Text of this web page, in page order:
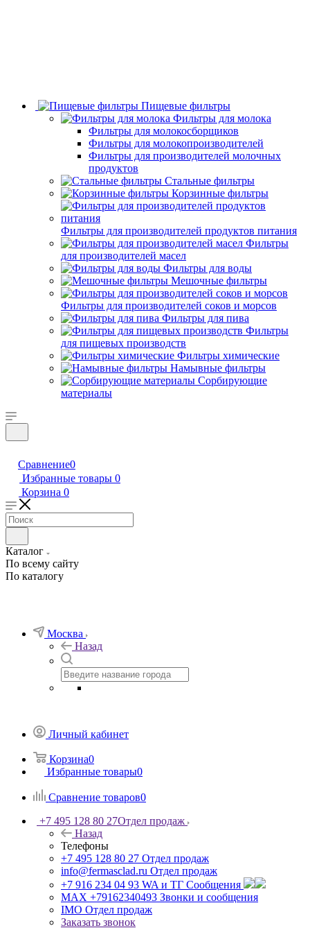
Пищевые фильтры
Фильтры для молока
Фильтры для молокосборщиков
Фильтры для молокопроизводителей
Фильтры для производителей молочных
продуктов
Стальные фильтры
Корзинные фильтры
Фильтры для производителей продуктов питания
Фильтры
для производителей масел
Фильтры для воды
Мешочные фильтры
Фильтры для производителей соков и морсов
Фильтры для пива
Фильтры
для пищевых производств
Фильтры химические
Намывные фильтры
Сорбирующие
материалы
Сравнение0
Избранные товары 0
Корзина 0
Каталог
По всему сайту
По каталогу
Москва
Назад
Личный кабинет
Корзина0
Избранные товары0
Сравнение товаров0
+7 495 128 80 27Отдел продаж
Назад
Телефоны
+7 495 128 80 27 Отдел продаж
info@fermasclad.ru Отдел продаж
+7 916 234 04 93 WA и ТГ Сообщения
MAX +79162340493 Звонки и сообщения
IMO Отдел продаж
Заказать звонок